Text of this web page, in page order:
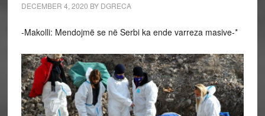
DECEMBER 4, 2020 BY DGRECA
-Makolli: Mendojmë se në Serbi ka ende varreza masive-*